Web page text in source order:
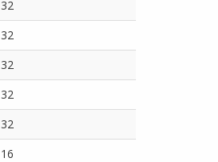
32
32
32
32
32
16